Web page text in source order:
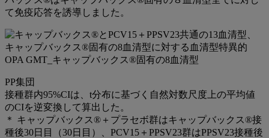
て免疫応答を誘導しました。
PP集団
接種群内95%CIは、t分布に基づく自然対数尺度上の平均値
のCIを逆変換して算出した。
＊ キャップバックス®＋プラセボ群はキャップバックス®接
種後30日目（30日目）、PCV15＋PPSV23群はPPSV23接種後